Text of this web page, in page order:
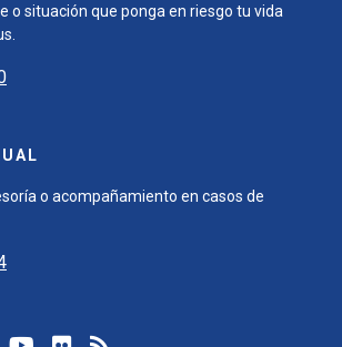
o situación que ponga en riesgo tu vida
o acompañamiento en casos de